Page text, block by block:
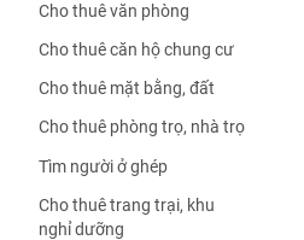
Cho thuê văn phòng
Cho thuê căn hộ chung cư
Cho thuê mặt bằng, đất
Cho thuê phòng trọ, nhà trọ
Tìm người ở ghép
Cho thuê trang trại, khu
nghỉ dưỡng